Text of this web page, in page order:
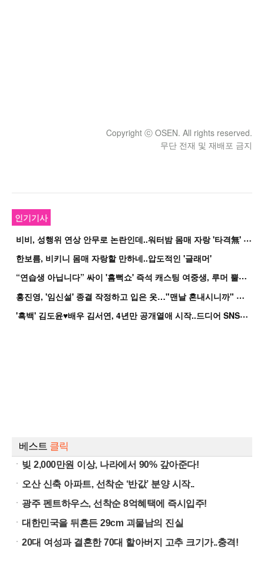
Copyright ⓒ OSEN. All rights reserved.
무단 전재 및 재배포 금지
인기기사
비
비, 성행위 연상 안무로 논란인데..워터밤 몸매 자랑 '타격無' 근황
한보름, 비키니 몸매 자랑할 만하네..압도적인 '글래머'
“
연습생 아닙니다” 싸이 '흠뻑쇼' 즉석 캐스팅 여중생, 루머 뿔났다[Oh!쎈 이...
홍
진영, '임신설' 종결 작정하고 입은 옷…"맨날 혼내시니까" 억울
'
흑백' 김도윤♥배우 김서연, 4년만 공개열애 시작..드디어 SNS에 노출 [핫피...